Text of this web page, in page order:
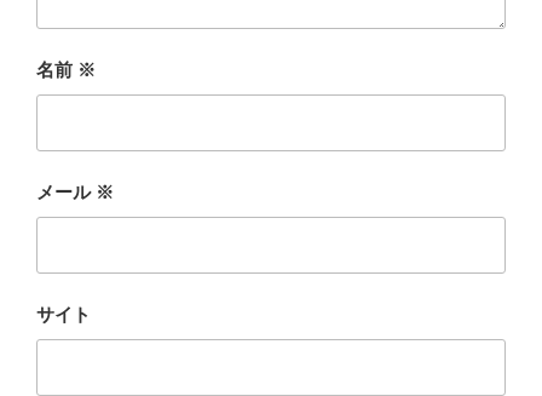
名前 ※
メール ※
サイト